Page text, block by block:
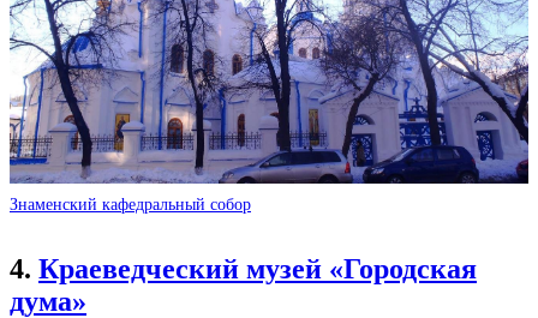
Знаменский кафедральный собор
4. Краеведческий музей «Городская
дума»